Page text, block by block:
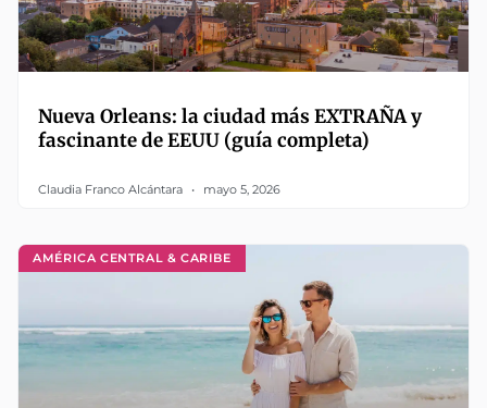
Nueva Orleans: la ciudad más EXTRAÑA y
fascinante de EEUU (guía completa)
Claudia Franco Alcántara mayo 5, 2026
AMÉRICA CENTRAL & CARIBE